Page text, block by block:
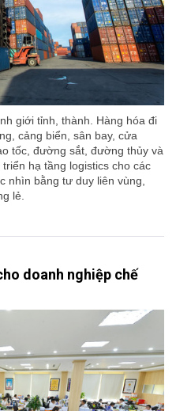
giới tỉnh, thành. Hàng hóa đi
cảng biển, sân bay, cửa
tốc, đường sắt, đường thủy và
hạ tầng logistics cho các
nhìn bằng tư duy liên vùng,
lẻ.
doanh nghiệp chế